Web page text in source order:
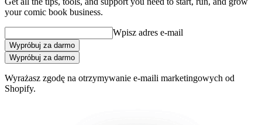
your comic book business.
Wpisz adres e-mail
Wypróbuj za darmo
Wypróbuj za darmo
Wyrażasz zgodę na otrzymywanie e-maili marketingowych od
Shopify.